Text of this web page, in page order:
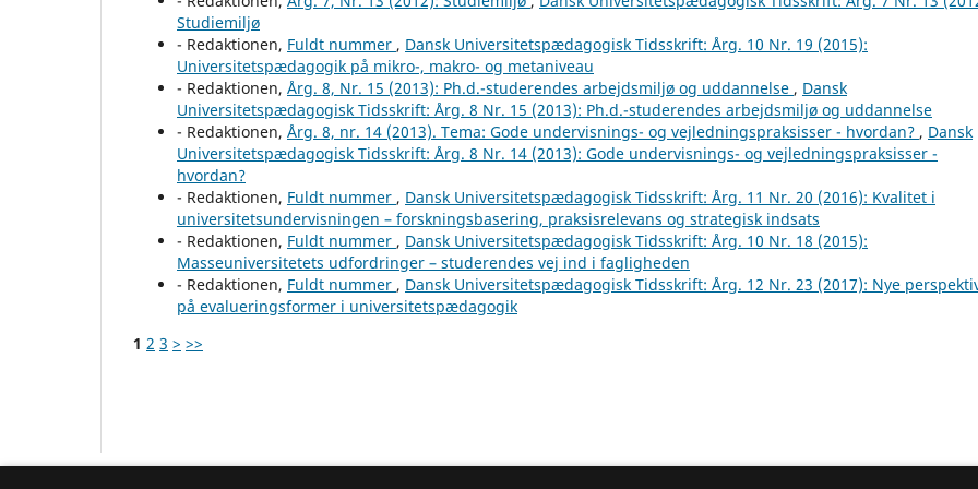
Studiemiljø
- Redaktionen, Fuldt nummer , Dansk Universitetspædagogisk Tidsskrift: Årg. 10 Nr. 19 (2015):
Universitetspædagogik på mikro-, makro- og metaniveau
- Redaktionen, Årg. 8, Nr. 15 (2013): Ph.d.-studerendes arbejdsmiljø og uddannelse , Dansk
Universitetspædagogisk Tidsskrift: Årg. 8 Nr. 15 (2013): Ph.d.-studerendes arbejdsmiljø og uddannelse
- Redaktionen, Årg. 8, nr. 14 (2013). Tema: Gode undervisnings- og vejledningspraksisser - hvordan? , Dansk
Universitetspædagogisk Tidsskrift: Årg. 8 Nr. 14 (2013): Gode undervisnings- og vejledningspraksisser -
hvordan?
- Redaktionen, Fuldt nummer , Dansk Universitetspædagogisk Tidsskrift: Årg. 11 Nr. 20 (2016): Kvalitet i
universitetsundervisningen – forskningsbasering, praksisrelevans og strategisk indsats
- Redaktionen, Fuldt nummer , Dansk Universitetspædagogisk Tidsskrift: Årg. 10 Nr. 18 (2015):
Masseuniversitetets udfordringer – studerendes vej ind i fagligheden
- Redaktionen, Fuldt nummer , Dansk Universitetspædagogisk Tidsskrift: Årg. 12 Nr. 23 (2017): Nye
på evalueringsformer i universitetspædagogik
1 2 3 > >>